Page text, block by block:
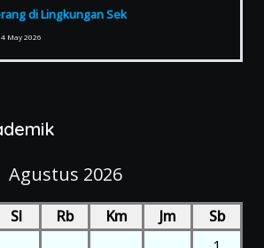
di Lingkungan Sek
May 2026
Agustus 2026
Sl Rb Km Jm
Sb